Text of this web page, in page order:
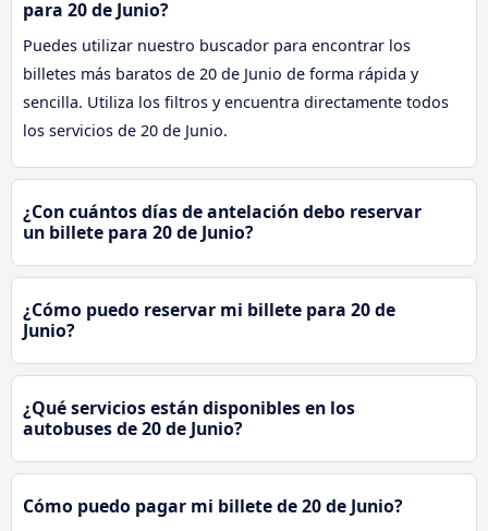
para 20 de Junio?
Puedes utilizar nuestro buscador para encontrar los
billetes más baratos de 20 de Junio de forma rápida y
sencilla. Utiliza los filtros y encuentra directamente todos
los servicios de 20 de Junio.
¿Con cuántos días de antelación debo reservar
un billete para 20 de Junio?
¿Cómo puedo reservar mi billete para 20 de
Junio?
¿Qué servicios están disponibles en los
autobuses de 20 de Junio?
Cómo puedo pagar mi billete de 20 de Junio?